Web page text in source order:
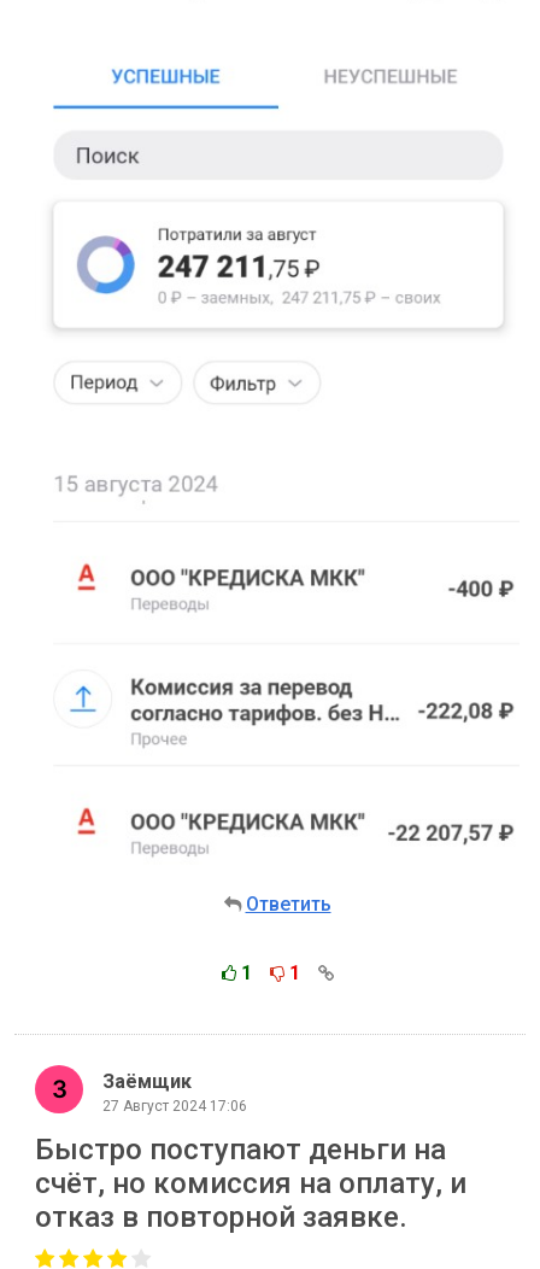
Ответить
1 1
Заёмщик
27 Август 2024 17:06
Быстро поступают деньги на
счёт, но комиссия на оплату, и
отказ в повторной заявке.